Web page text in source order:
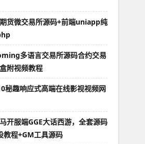
货微交易所源码+前端uniapp纯
多语言交易所源码合约交易
附视频教程
秘趣响应式高端在线影视视频网
开服端GGE大话西游，全套源码
教程+GM工具源码